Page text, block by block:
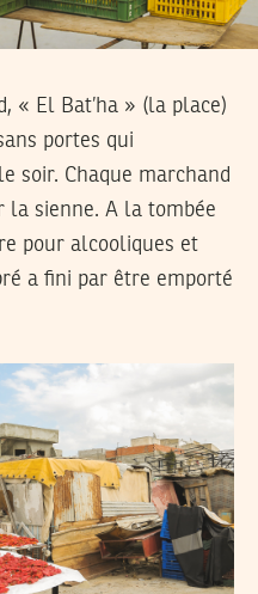
« El Bat’ha » (la place)
portes qui
soir. Chaque marchand
la sienne. A la tombée
pour alcooliques et
a fini par être emporté